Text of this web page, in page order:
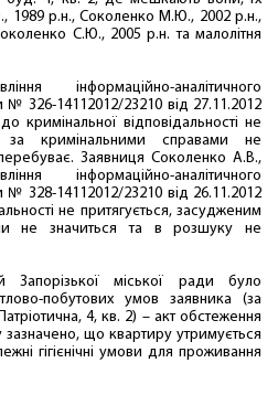
1989 р.н., Соколенко М.Ю., 2002 р.н.,
С.Ю., 2005 р.н. та малолітня
інформаційно-аналітичного
326-14112012/23210 від 27.11.2012
кримінальної відповідальності не
за кримінальними справами не
Заявниця Соколенко А.В.,
інформаційно-аналітичного
328-14112012/23210 від 26.11.2012
не притягується, засудженим
не значиться та в розшуку не
міської ради було
побутових умов заявника (за
4, кв. 2) – акт обстеження
що квартиру утримується
гігієнічні умови для проживання